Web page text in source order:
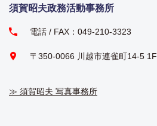
須賀昭夫政務活動事務所
電話 / FAX：049-210-3323
〒350-0066 川越市連雀町14-5 1F
≫ 須賀昭夫 写真事務所